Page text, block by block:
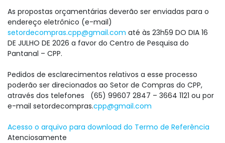
As propostas orçamentárias deverão ser enviadas para o
endereço eletrônico (e-mail)
setordecompras.cpp@gmail.com até às 23h59 DO DIA 16
DE JULHO DE 2026 a favor do Centro de Pesquisa do
Pantanal – CPP.
Pedidos de esclarecimentos relativos a esse processo
poderão ser direcionados ao Setor de Compras do CPP,
através dos telefones (65) 99607 2847 – 3664 1121 ou por
e-mail setordecompras.cpp@gmail.com
Acesso o arquivo para download do Termo de Referência
Atenciosamente